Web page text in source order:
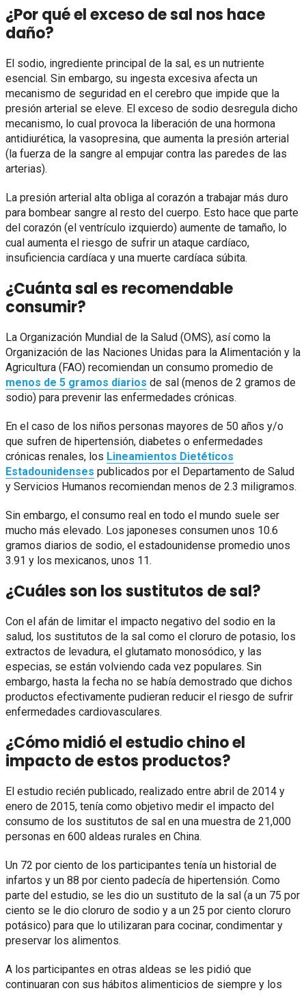
¿Por qué el exceso de sal nos hace
daño?
El sodio, ingrediente principal de la sal, es un nutriente
esencial. Sin embargo, su ingesta excesiva afecta un
mecanismo de seguridad en el cerebro que impide que la
presión arterial se eleve. El exceso de sodio desregula dicho
mecanismo, lo cual provoca la liberación de una hormona
antidiurética, la vasopresina, que aumenta la presión arterial
(la fuerza de la sangre al empujar contra las paredes de las
arterias).
La presión arterial alta obliga al corazón a trabajar más duro
para bombear sangre al resto del cuerpo. Esto hace que parte
del corazón (el ventrículo izquierdo) aumente de tamaño, lo
cual aumenta el riesgo de sufrir un ataque cardíaco,
insuficiencia cardíaca y una muerte cardíaca súbita.
¿Cuánta sal es recomendable
consumir?
La Organización Mundial de la Salud (OMS), así como la
Organización de las Naciones Unidas para la Alimentación y la
Agricultura (FAO) recomiendan un consumo promedio de
menos de 5 gramos diarios de sal (menos de 2 gramos de
sodio) para prevenir las enfermedades crónicas.
En el caso de los niños personas mayores de 50 años y/o
que sufren de hipertensión, diabetes o enfermedades
crónicas renales, los Lineamientos Dietéticos
Estadounidenses publicados por el Departamento de Salud
y Servicios Humanos recomiendan menos de 2.3 miligramos.
Sin embargo, el consumo real en todo el mundo suele ser
mucho más elevado. Los japoneses consumen unos 10.6
gramos diarios de sodio, el estadounidense promedio unos
3.91 y los mexicanos, unos 11.
¿Cuáles son los sustitutos de sal?
Con el afán de limitar el impacto negativo del sodio en la
salud, los sustitutos de la sal como el cloruro de potasio, los
extractos de levadura, el glutamato monosódico, y las
especias, se están volviendo cada vez populares. Sin
embargo, hasta la fecha no se había demostrado que dichos
productos efectivamente pudieran reducir el riesgo de sufrir
enfermedades cardiovasculares.
¿Cómo midió el estudio chino el
impacto de estos productos?
El estudio recién publicado, realizado entre abril de 2014 y
enero de 2015, tenía como objetivo medir el impacto del
consumo de los sustitutos de sal en una muestra de 21,000
personas en 600 aldeas rurales en China.
Un 72 por ciento de los participantes tenía un historial de
infartos y un 88 por ciento padecía de hipertensión. Como
parte del estudio, se les dio un sustituto de la sal (a un 75 por
ciento se le dio cloruro de sodio y a un 25 por ciento cloruro
potásico) para que lo utilizaran para cocinar, condimentar y
preservar los alimentos.
A los participantes en otras aldeas se les pidió que
continuaran con sus hábitos alimenticios de siempre y los